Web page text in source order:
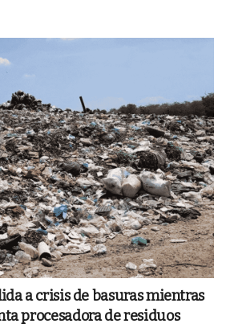
a crisis de basuras mientras
procesadora de residuos